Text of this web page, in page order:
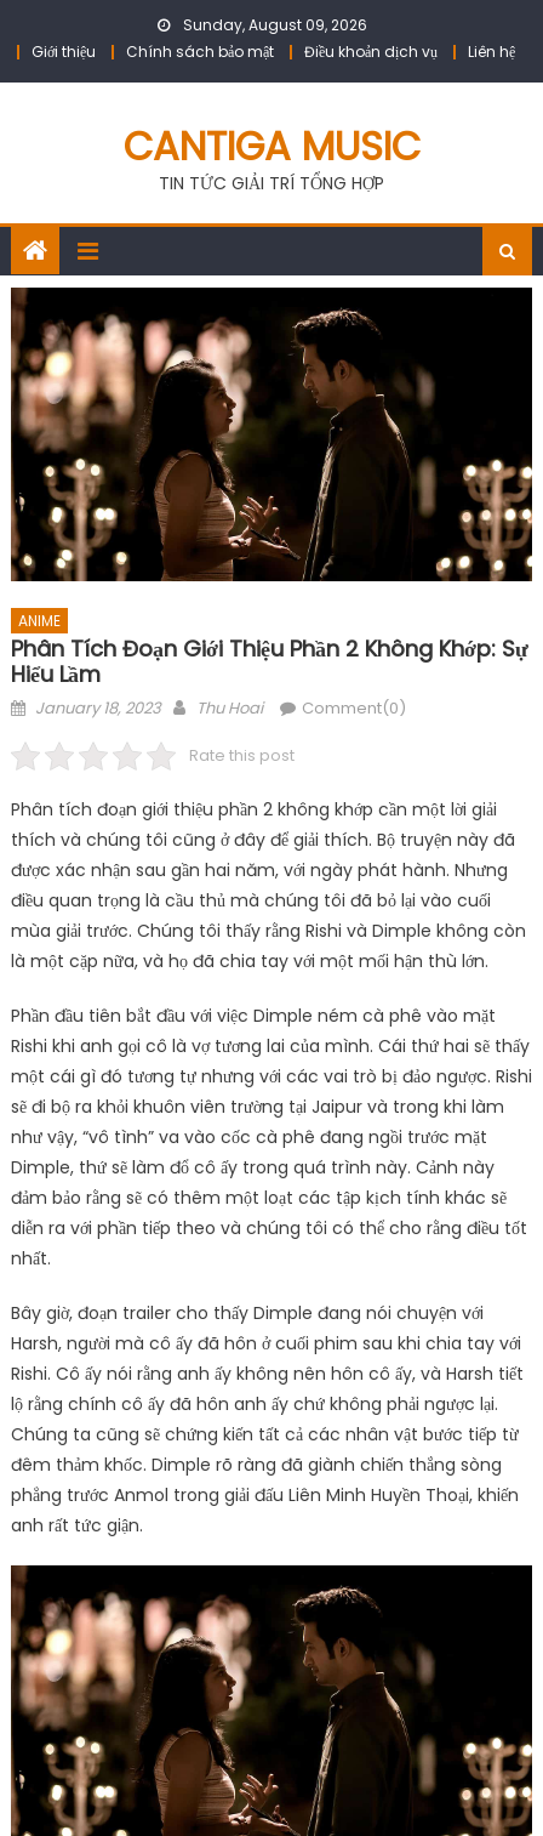
Sunday, August 09, 2026
Giới thiệu
Chính sách bảo mật Điều khoản dịch vụ Liên hệ
CANTIGA MUSIC
TIN TỨC GIẢI TRÍ TỔNG HỢP
ANIME
Phân Tích Đoạn Giới Thiệu Phần 2 Không Khớp: Sự
Hiểu Lầm
Posted
January 18, 2023 Author
Thu Hoai Comment(0)
Rate this post
Phân tích đoạn giới thiệu phần 2 không khớp cần một lời giải
thích và chúng tôi cũng ở đây để giải thích. Bộ truyện này đã
được xác nhận sau gần hai năm, với ngày phát hành. Nhưng
điều quan trọng là cầu thủ mà chúng tôi đã bỏ lại vào cuối
mùa giải trước. Chúng tôi thấy rằng Rishi và Dimple không còn
là một cặp nữa, và họ đã chia tay với một mối hận thù lớn.
Phần đầu tiên bắt đầu với việc Dimple ném cà phê vào mặt
Rishi khi anh gọi cô là vợ tương lai của mình. Cái thứ hai sẽ thấy
một cái gì đó tương tự nhưng với các vai trò bị đảo ngược. Rishi
sẽ đi bộ ra khỏi khuôn viên trường tại Jaipur và trong khi làm
như vậy, “vô tình” va vào cốc cà phê đang ngồi trước mặt
Dimple, thứ sẽ làm đổ cô ấy trong quá trình này. Cảnh này
đảm bảo rằng sẽ có thêm một loạt các tập kịch tính khác sẽ
diễn ra với phần tiếp theo và chúng tôi có thể cho rằng điều tốt
nhất.
Bây giờ, đoạn trailer cho thấy Dimple đang nói chuyện với
Harsh, người mà cô ấy đã hôn ở cuối phim sau khi chia tay với
Rishi. Cô ấy nói rằng anh ấy không nên hôn cô ấy, và Harsh tiết
lộ rằng chính cô ấy đã hôn anh ấy chứ không phải ngược lại.
Chúng ta cũng sẽ chứng kiến ​​tất cả các nhân vật bước tiếp từ
đêm thảm khốc. Dimple rõ ràng đã giành chiến thắng sòng
phẳng trước Anmol trong giải đấu Liên Minh Huyền Thoại, khiến
anh rất tức giận.